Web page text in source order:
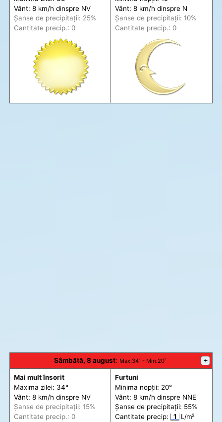
Vânt: 8 km/h dinspre NV
Șanse de precipitații: 25%
Cantitate precip.: 0
Vânt: 8 km/h dinspre N
Șanse de precipitații: 10%
Cantitate precip.: 0
Sâmbătă, 8 august: Max:34˚ - Min:20˚ +
Mai mult însorit
Maxima zilei: 34°
Vânt: 8 km/h dinspre NV
Șanse de precipitații: 15%
Cantitate precip.: 0
Furtuni
Minima nopții: 20°
Vânt: 8 km/h dinspre NNE
Șanse de precipitații: 55%
Cantitate precip:
1 L/m²